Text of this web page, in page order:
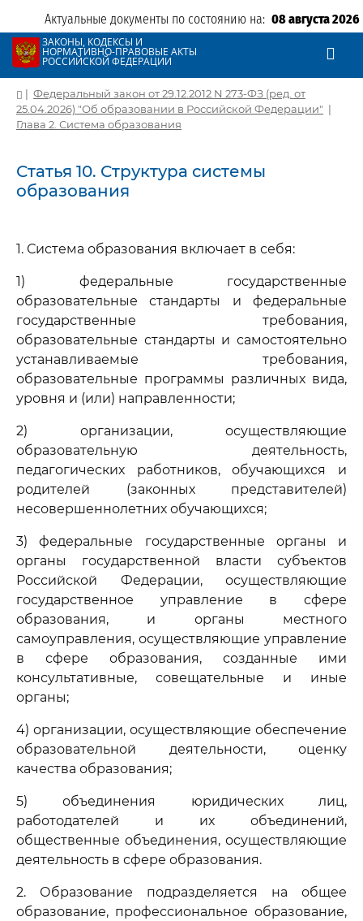
Актуальные документы по состоянию на: 08 августа 2026
ЗАКОНЫ, КОДЕКСЫ И
НОРМАТИВНО-ПРАВОВЫЕ АКТЫ
РОССИЙСКОЙ ФЕДЕРАЦИИ
| Федеральный закон от 29.12.2012 N 273-ФЗ (ред. от
25.04.2026) "Об образовании в Российской Федерации" |
Глава 2. Система образования
Статья 10. Структура системы
образования
1. Система образования включает в себя:
1) федеральные государственные
образовательные стандарты и федеральные
государственные требования,
образовательные стандарты и самостоятельно
устанавливаемые требования,
образовательные программы различных вида,
уровня и (или) направленности;
2) организации, осуществляющие
образовательную деятельность,
педагогических работников, обучающихся и
родителей (законных представителей)
несовершеннолетних обучающихся;
3) федеральные государственные органы и
органы государственной власти субъектов
Российской Федерации, осуществляющие
государственное управление в сфере
образования, и органы местного
самоуправления, осуществляющие управление
в сфере образования, созданные ими
консультативные, совещательные и иные
органы;
4) организации, осуществляющие обеспечение
образовательной деятельности, оценку
качества образования;
5) объединения юридических лиц,
работодателей и их объединений,
общественные объединения, осуществляющие
деятельность в сфере образования.
2. Образование подразделяется на общее
образование, профессиональное образование,